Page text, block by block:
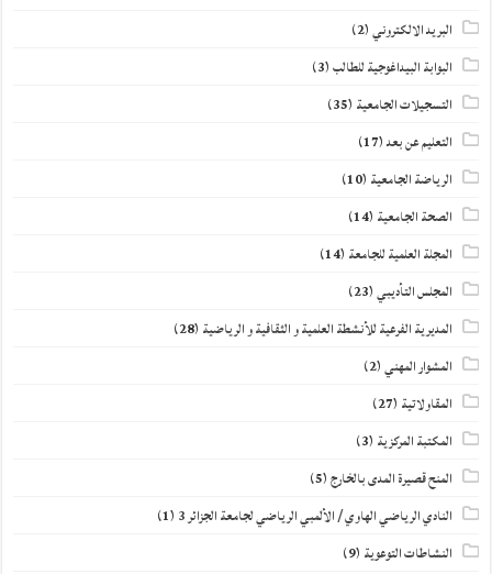
البريد الالكتروني(2)
البوابة البيداغوجية للطالب(3)
التسجيلات الجامعية (35)
التعليم عن بعد(17)
الرياضة الجامعية (10)
الصحة الجامعية (14)
المجلة العلمية للجامعة (14)
المجلس التأديبي(23)
المديرية الفرعية للأنشطة العلمية و الثقافية و الرياضية (28)
المشوار المهني(2)
المقاولاتية (27)
المكتبة المركزية (3)
المنح قصيرة المدى بالخارج(5)
النادي الرياضي الهاوي / الألمبي الرياضي لجامعة الجزائر 3 (1)
النشاطات التوعوية (9)